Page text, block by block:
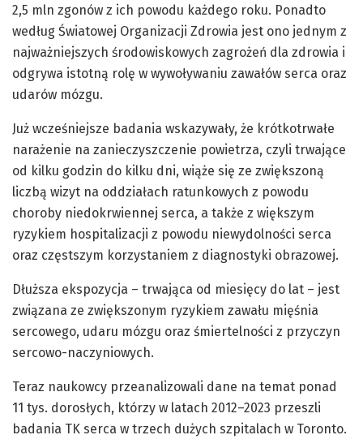
2,5 mln zgonów z ich powodu każdego roku. Ponadto
według Światowej Organizacji Zdrowia jest ono jednym z
najważniejszych środowiskowych zagrożeń dla zdrowia i
odgrywa istotną rolę w wywoływaniu zawałów serca oraz
udarów mózgu.
Już wcześniejsze badania wskazywały, że krótkotrwałe
narażenie na zanieczyszczenie powietrza, czyli trwające
od kilku godzin do kilku dni, wiąże się ze zwiększoną
liczbą wizyt na oddziałach ratunkowych z powodu
choroby niedokrwiennej serca, a także z większym
ryzykiem hospitalizacji z powodu niewydolności serca
oraz częstszym korzystaniem z diagnostyki obrazowej.
Dłuższa ekspozycja – trwająca od miesięcy do lat – jest
związana ze zwiększonym ryzykiem zawału mięśnia
sercowego, udaru mózgu oraz śmiertelności z przyczyn
sercowo-naczyniowych.
Teraz naukowcy przeanalizowali dane na temat ponad
11 tys. dorosłych, którzy w latach 2012–2023 przeszli
badania TK serca w trzech dużych szpitalach w Toronto.